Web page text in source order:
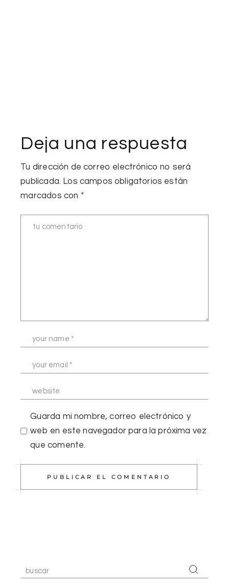
Deja una respuesta
Tu dirección de correo electrónico no será
publicada. Los campos obligatorios están
marcados con *
Guarda mi nombre, correo electrónico y
web en este navegador para la próxima vez
que comente.
PUBLICAR EL COMENTARIO